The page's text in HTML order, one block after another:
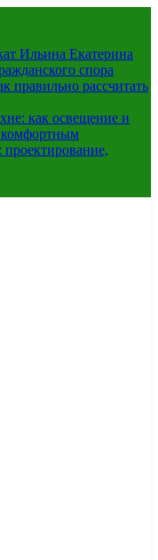
Ильина Екатерина
спора
правильно рассчитать
как освещение и
комфортным